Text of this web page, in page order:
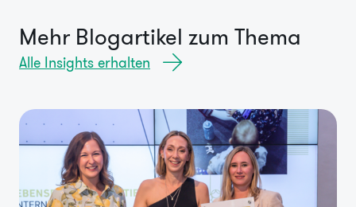
Mehr Blogartikel zum Thema
Alle Insights erhalten